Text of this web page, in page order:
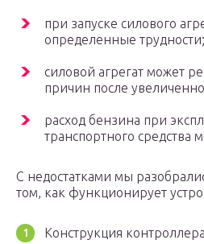
при запуске силового
определенные трудности;
силовой агрегат может
причин после
расход бензина при
транспортного средства
С недостатками мы
том, как функционирует
Конструкция